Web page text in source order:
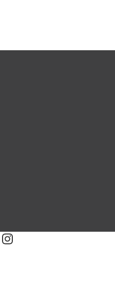
instagram